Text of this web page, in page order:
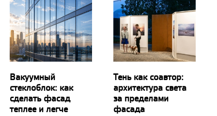
Вакуумный
стеклоблок: как
сделать фасад
теплее и легче
Тень как соавтор:
архитектура света
за пределами
фасада